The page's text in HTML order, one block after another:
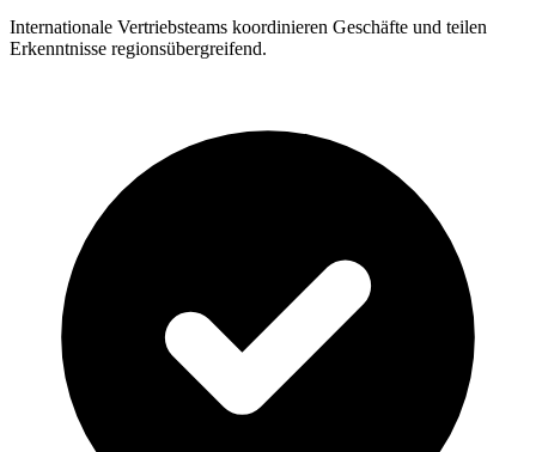
Internationale Vertriebsteams koordinieren Geschäfte und teilen
Erkenntnisse regionsübergreifend.